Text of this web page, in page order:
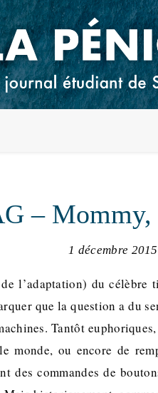
– Mommy,
1 décembre 2015
l’adaptation) du célèbre
que la question a du
Tantôt
monde, ou encore de
des commandes de